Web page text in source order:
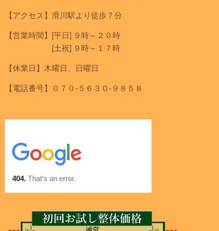
【アクセス】滑川駅より徒歩７分
【営業時間】[平日] ９時～２０時
[土祝] ９時～１７時
【休業日】木曜日、日曜日
【電話番号】０７０-５６３０-９８５８